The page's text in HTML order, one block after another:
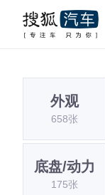
外观
658张
底盘/动力
175张